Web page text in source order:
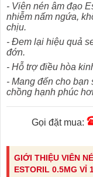
- Viên nén âm đạo
nhiễm nấm ngứa,
chịu.
- Đem lại hiệu quả
đớn.
- Hỗ trợ điều hòa
- Mang đến cho
chồng hạnh phúc
Gọi đặt mua:
GIỚI THIỆU VIÊN
ESTORIL 0.5MG VỈ